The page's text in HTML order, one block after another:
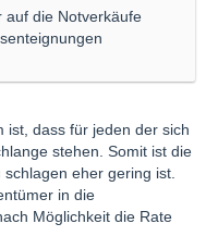
auf die Notverkäufe
ist, dass für jeden der sich
stehen. Somit ist die
eher gering ist.
in die
Möglichkeit die Rate